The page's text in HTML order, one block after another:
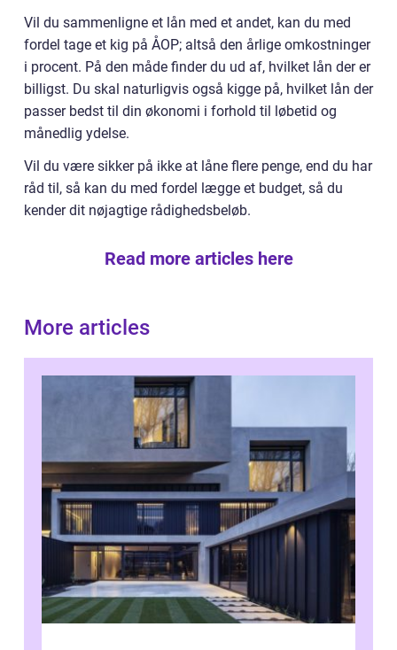
Vil du sammenligne et lån med et andet, kan du med
fordel tage et kig på ÅOP; altså den årlige omkostninger
i procent. På den måde finder du ud af, hvilket lån der er
billigst. Du skal naturligvis også kigge på, hvilket lån der
passer bedst til din økonomi i forhold til løbetid og
månedlig ydelse.
Vil du være sikker på ikke at låne flere penge, end du har
råd til, så kan du med fordel lægge et budget, så du
kender dit nøjagtige rådighedsbeløb.
Read more articles here
More articles